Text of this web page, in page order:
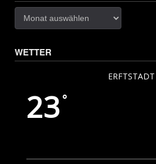
WETTER
ERFTSTADT
23°